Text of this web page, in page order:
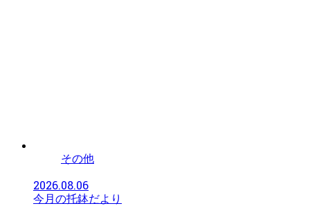
その他
2026.08.06
今月の托鉢だより